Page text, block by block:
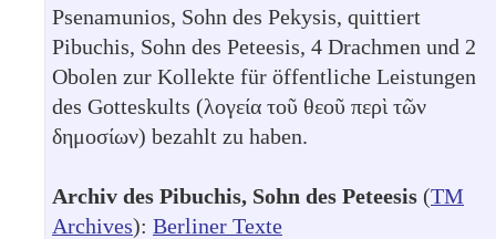
Psenamunios, Sohn des Pekysis, quittiert
Pibuchis, Sohn des Peteesis, 4 Drachmen und 2
Obolen zur Kollekte für öffentliche Leistungen
des Gotteskults (λογεία τοῦ θεοῦ περὶ τῶν
δημοσίων) bezahlt zu haben.
Archiv des Pibuchis, Sohn des Peteesis (TM
Archives): Berliner Texte